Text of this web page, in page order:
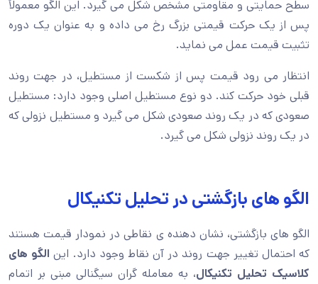
سطح حمایتی و مقاومتی مشخص شکل می گیرد. این الگو معمولاً
پس از یک حرکت قیمتی بزرگ رخ می داده و به عنوان یک دوره
تثبیت قیمت عمل می نماید.
انتظار می رود قیمت پس از شکست از مستطیل، در جهت روند
قبلی خود حرکت کند. دو نوع مستطیل اصلی وجود دارد: مستطیل
صعودی که در یک روند صعودی شکل می گیرد و مستطیل نزولی که
در یک روند نزولی شکل می گیرد.
الگو های بازگشتی در تحلیل تکنیکال
الگو های بازگشتی، نشان دهنده ی نقاطی در نمودار قیمت هستند
که احتمال تغییر جهت روند در آن نقاط وجود دارد. این الگو های
کلاسیک تحلیل تکنیکال، به معامله گران سیگنالی مبنی بر اتمام